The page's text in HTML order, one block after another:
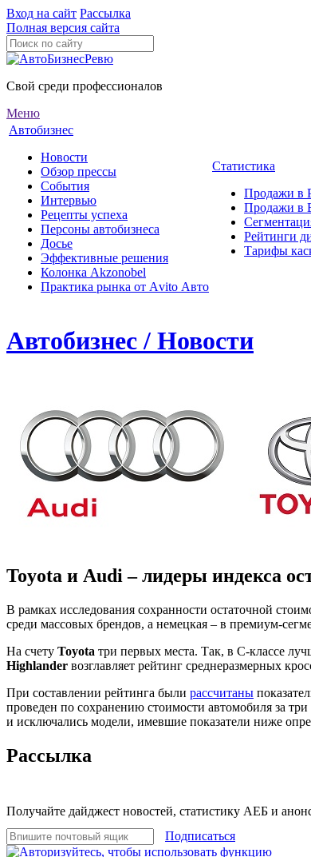
Вход на сайт Рассылка
Полная версия сайта
Свой среди профессионалов
Меню
Автобизнес
Новости
Обзор прессы
События
Интервью
Рецепты успеха
Персоны автобизнеса
Досье
Эффективные решения
Колонка Akzonobel
Практика рынка от Аvito Авто
Статистика
Продажи в
Продажи в
Рейтинги
Тарифы
Автобизнес / Новости
Toyota и Audi – лидеры индекса
В рамках исследования сохранности остаточной
среди массовых брендов, а немецкая – в премиум-
На счету Toyota три первых места. Так, в С-классе
Highlander возглавляет рейтинг среднеразмерных
При составлении рейтинга были рассчитаны
проведен по сохранению стоимости автомобиля за
и исключались модели, имевшие показатели ниже
Рассылка
Получайте дайджест новостей, статистику АЕБ и
Подписаться